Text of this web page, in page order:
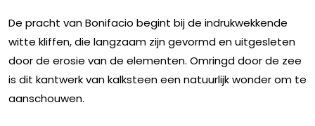
De pracht van Bonifacio begint bij de indrukwekkende
witte kliffen, die langzaam zijn gevormd en uitgesleten
door de erosie van de elementen. Omringd door de zee
is dit kantwerk van kalksteen een natuurlijk wonder om te
aanschouwen.